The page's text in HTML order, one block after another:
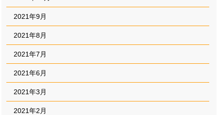
2021年9月
2021年8月
2021年7月
2021年6月
2021年3月
2021年2月